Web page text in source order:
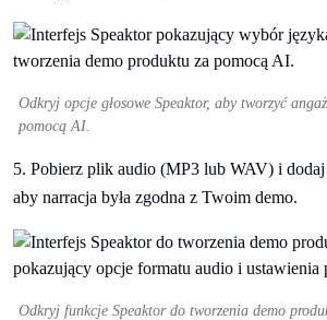
Odkryj opcje głosowe Speaktor, aby tworzyć
pomocą AI.
5. Pobierz plik audio (MP3 lub WAV) i
aby narracja była zgodna z Twoim demo.
Odkryj funkcje Speaktor do tworzenia demo